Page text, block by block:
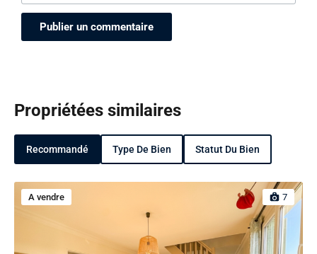
Propriétées similaires
Recommandé Type De Bien Statut Du Bien
A vendre 7